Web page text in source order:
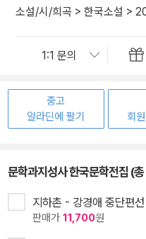
소설/시/희곡 > 한국소설 >
중고
알라딘에 팔기
회
문학과지성사 한국문학전집 (
지하촌 - 강경애 중단편선
판매가 11,700원